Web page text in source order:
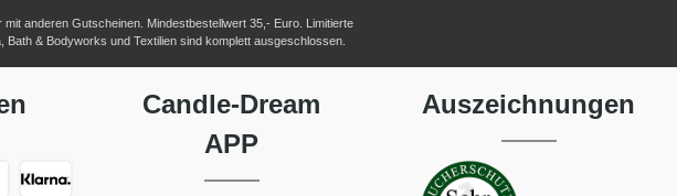
anderen Gutscheinen. Mindestbestellwert 35,- Euro. Limitierte
& Bodyworks und Textilien sind komplett ausgeschlossen.
Candle-Dream
APP
Auszeichnungen